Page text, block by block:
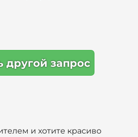
другой запрос
и хотите красиво